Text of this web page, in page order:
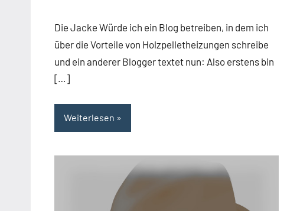
Die Jacke Würde ich ein Blog betreiben, in dem ich
über die Vorteile von Holzpelletheizungen schreibe
und ein anderer Blogger textet nun: Also erstens bin
[…]
Weiterlesen